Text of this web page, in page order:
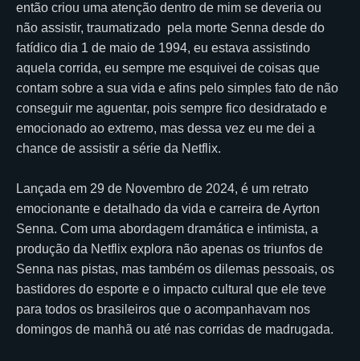
então criou uma atenção dentro de mim se deveria ou
não assistir, traumatizado pela morte Senna desde do
fatídico dia 1 de maio de 1994, eu estava assistindo
aquela corrida, eu sempre me esquivei de coisas que
contam sobre a sua vida e afins pelo simples fato de não
conseguir me aguentar, pois sempre fico desidratado e
emocionado ao extremo, mas dessa vez eu me dei a
chance de assistir a série da Netflix.
Lançada em 29 de Novembro de 2024, é um retrato
emocionante e detalhado da vida e carreira de Ayrton
Senna. Com uma abordagem dramática e intimista, a
produção da Netflix explora não apenas os triunfos de
Senna nas pistas, mas também os dilemas pessoais, os
bastidores do esporte e o impacto cultural que ele teve
para todos os brasileiros que o acompanhavam nos
domingos de manhã ou até nas corridas de madrugada.